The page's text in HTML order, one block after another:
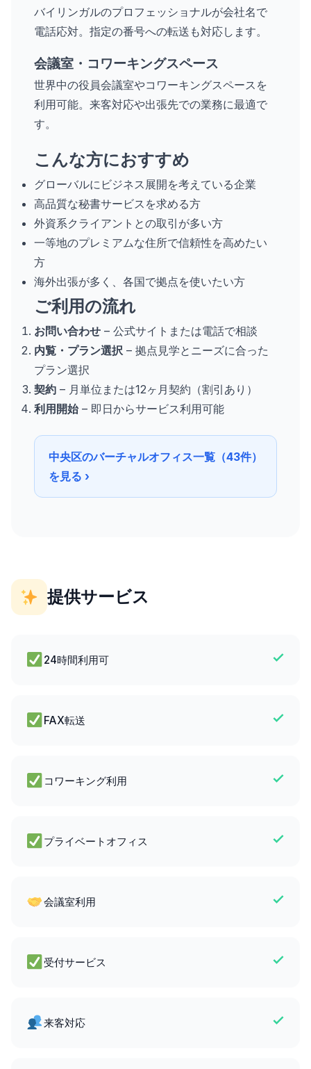
バイリンガルのプロフェッショナルが会社名で
電話応対。指定の番号への転送も対応します。
会議室・コワーキングスペース
世界中の役員会議室やコワーキングスペースを
利用可能。来客対応や出張先での業務に最適で
す。
こんな方におすすめ
グローバルにビジネス展開を考えている企業
高品質な秘書サービスを求める方
外資系クライアントとの取引が多い方
一等地のプレミアムな住所で信頼性を高めたい
方
海外出張が多く、各国で拠点を使いたい方
ご利用の流れ
お問い合わせ – 公式サイトまたは電話で相談
内覧・プラン選択 – 拠点見学とニーズに合った
プラン選択
契約 – 月単位または12ヶ月契約（割引あり）
利用開始– 即日からサービス利用可能
中央区のバーチャルオフィス一覧（43件）
を見る ›
提供サービス
24時間利用可
FAX転送
コワーキング利用
プライベートオフィス
会議室利用
受付サービス
来客対応